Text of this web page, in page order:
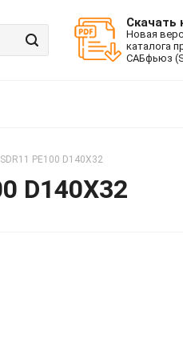
Скачать
Новая
каталога
САБфьюз
PE100 D140X32
D140X32